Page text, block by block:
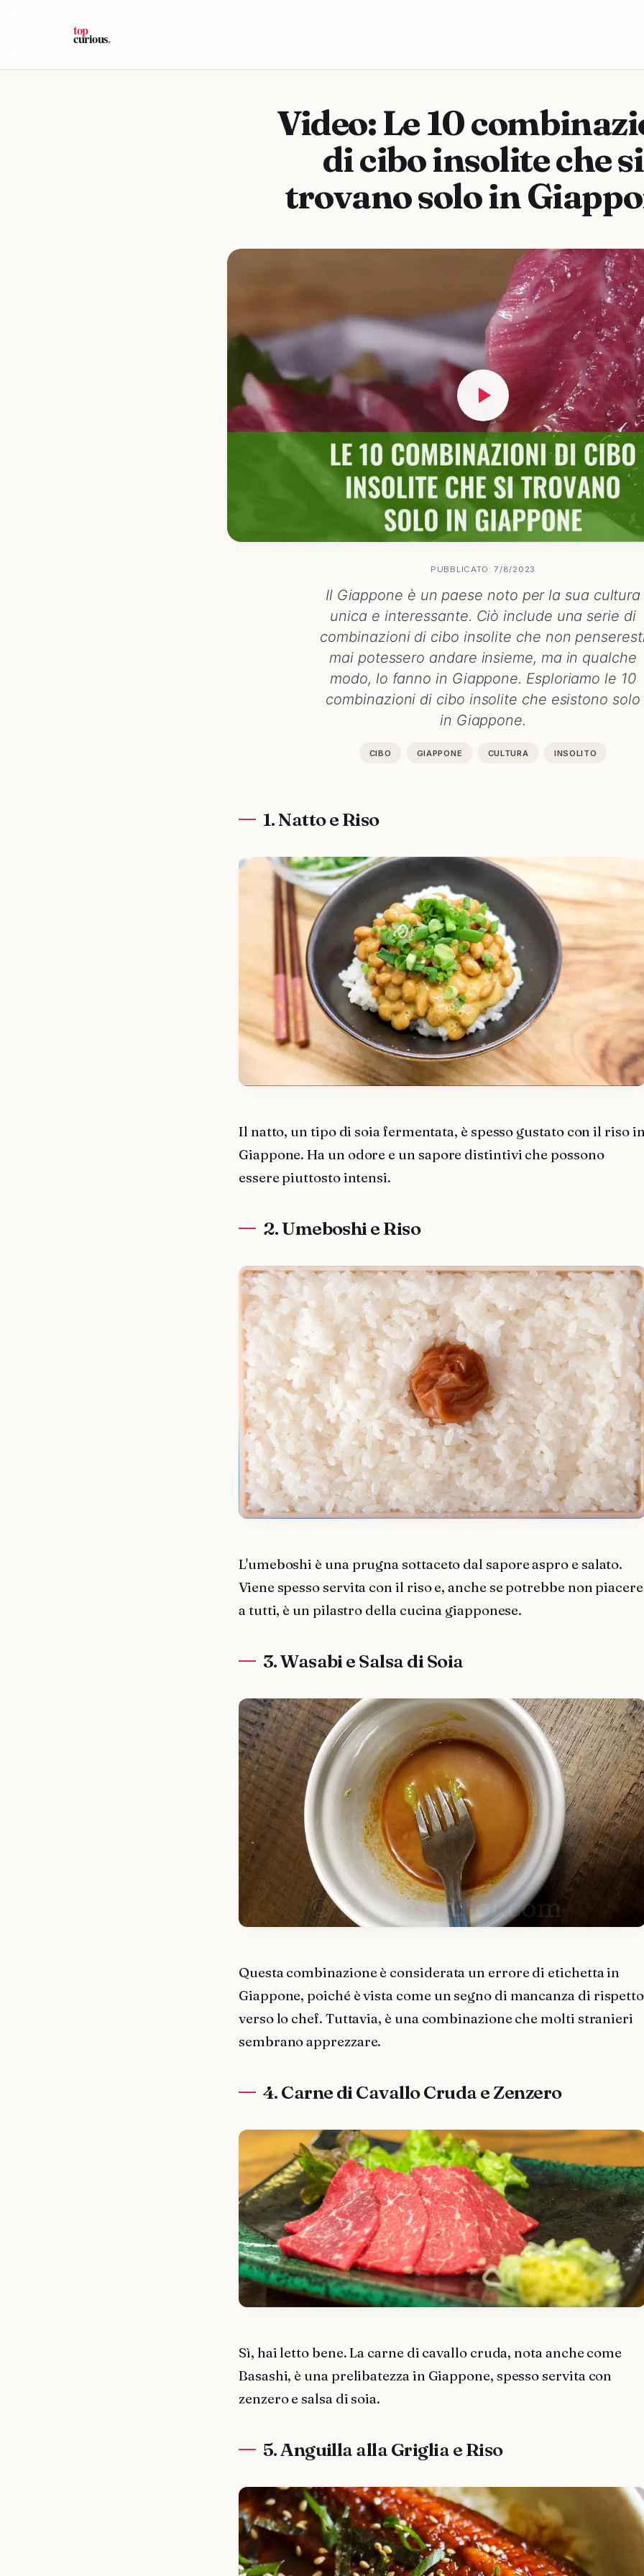
Video: Le 10
di cibo insolite che si
trovano solo in
PUBBLICATO: 7/8/2023
Il Giappone è un paese noto per la sua cultura
unica e interessante. Ciò include una serie di
combinazioni di cibo insolite che non
mai potessero andare insieme, ma in qualche
modo, lo fanno in Giappone. Esploriamo le 10
combinazioni di cibo insolite che esistono solo
in Giappone.
CIBO GIAPPONE CULTURA INSOLITO
1. Natto e Riso
Il natto, un tipo di soia fermentata, è spesso gustato con il riso
Giappone. Ha un odore e un sapore distintivi che possono
essere piuttosto intensi.
2. Umeboshi e Riso
L'umeboshi è una prugna sottaceto dal sapore aspro e salato.
Viene spesso servita con il riso e, anche se potrebbe non piacere
a tutti, è un pilastro della cucina giapponese.
3. Wasabi e Salsa di Soia
Questa combinazione è considerata un errore di etichetta in
Giappone, poiché è vista come un segno di mancanza di rispetto
verso lo chef. Tuttavia, è una combinazione che molti stranieri
sembrano apprezzare.
4. Carne di Cavallo Cruda e Zenzero
Sì, hai letto bene. La carne di cavallo cruda, nota anche come
Basashi, è una prelibatezza in Giappone, spesso servita con
zenzero e salsa di soia.
5. Anguilla alla Griglia e Riso